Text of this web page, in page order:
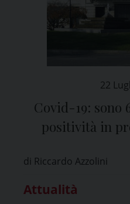
22
Covid-19: sono
positività in
di Riccardo Azzolini
Attualità